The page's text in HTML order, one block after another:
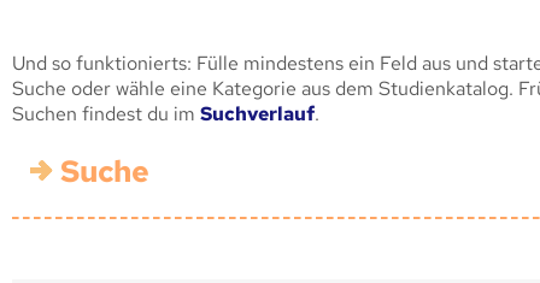
Und so funktionierts: Fülle mindestens ein Feld aus und
Suche oder wähle eine Kategorie aus dem Studienkatalog.
Suchen findest du im Suchverlauf.
Suche